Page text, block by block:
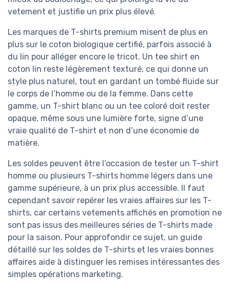
vetement et justifie un prix plus élevé.
Les marques de T-shirts premium misent de plus en
plus sur le coton biologique certifié, parfois associé à
du lin pour alléger encore le tricot. Un tee shirt en
coton lin reste légèrement texturé, ce qui donne un
style plus naturel, tout en gardant un tombé fluide sur
le corps de l’homme ou de la femme. Dans cette
gamme, un T-shirt blanc ou un tee coloré doit rester
opaque, même sous une lumière forte, signe d’une
vraie qualité de T-shirt et non d’une économie de
matière.
Les soldes peuvent être l’occasion de tester un T-shirt
homme ou plusieurs T-shirts homme légers dans une
gamme supérieure, à un prix plus accessible. Il faut
cependant savoir repérer les vraies affaires sur les T-
shirts, car certains vetements affichés en promotion ne
sont pas issus des meilleures séries de T-shirts made
pour la saison. Pour approfondir ce sujet, un guide
détaillé sur les soldes de T-shirts et les vraies bonnes
affaires aide à distinguer les remises intéressantes des
simples opérations marketing.